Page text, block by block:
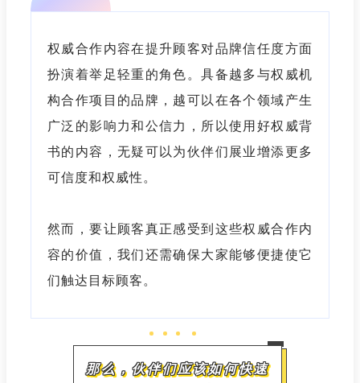
权威合作内容在提升顾客对品牌信任度方面
扮演着举足轻重的角色。具备越多与权威机
构合作项目的品牌，越可以在各个领域产生
广泛的影响力和公信力，所以使用好权威背
书的内容，无疑可以为伙伴们展业增添更多
可信度和权威性。
然而，要让顾客真正感受到这些权威合作内
容的价值，我们还需确保大家能够便捷使它
们触达目标顾客。
那么，伙伴们应该如何快速